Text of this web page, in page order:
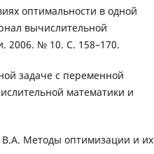
оптимальности в одной
вычислительной
2006. № 10. С. 158–170.
задаче с переменной
математики и
Методы оптимизации и их